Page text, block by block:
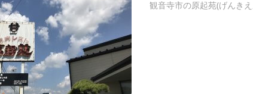
観音寺市の原起苑(げんき